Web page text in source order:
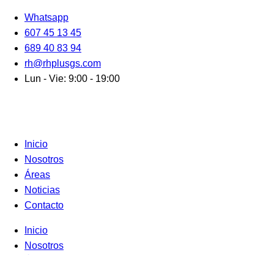
contenido
Whatsapp
607 45 13 45
689 40 83 94
rh@rhplusgs.com
Lun - Vie: 9:00 - 19:00
Inicio
Nosotros
Áreas
Noticias
Contacto
Inicio
Nosotros